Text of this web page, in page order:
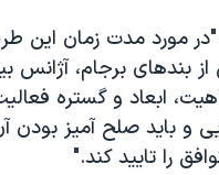
مورد مدت زمان این
بندهای برجام، آژانس
ابعاد و گستره
و باید صلح آمیز بودن
را تایید کند."